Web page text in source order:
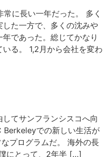
に長い一年だった。 多く
た一方で、多くの沈みや
であった。総じてかなり
る。 1,2月から会社を変わ
てサンフランシスコへ向
Berkeleyでの新しい生活が
プログラムだ。 海外の長
にとって、2年半 […]